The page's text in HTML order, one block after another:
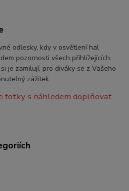
odlesky, kdy v osvětlení hal
pozornosti všech přihlížejících.
je zamilují, pro diváky se z Vašeho
zážitek.
fotky s náhledem doplňovat